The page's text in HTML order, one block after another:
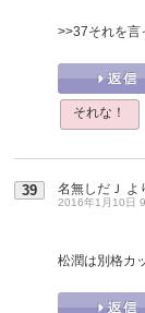
>>37それを言
それな！
39 名無しだＪ よ
2016年1月10日
松潤は別格カ